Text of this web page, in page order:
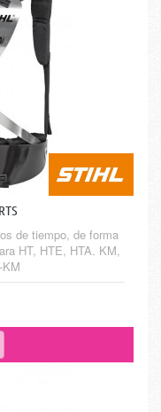
de tiempo, de forma
HT, HTE, HTA. KM,